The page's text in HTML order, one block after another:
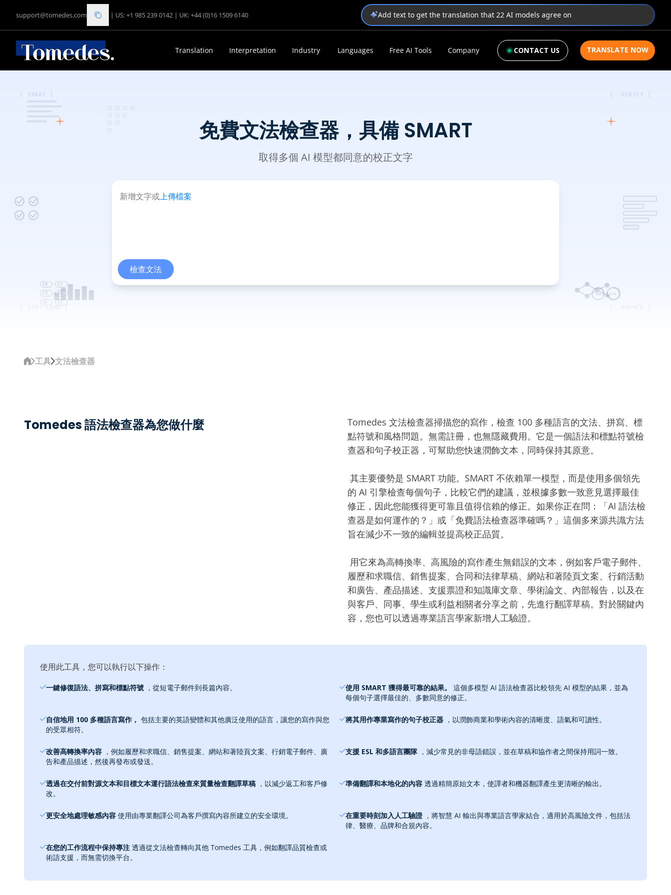
support@tomedes.com | US: +1 985 239 0142 | UK: +44 (0)16 1509 6140 Add text to get the translation that 22 AI models agree on
Translation Interpretation Industry Languages Free AI Tools Company CONTACT US TRANSLATE NOW
[ SMART ] [ .VERIFY ]
[ 100+ LANG ]
EN
ES
FR
DE
JA
ZH
92% 87%
免費文法檢查器，具備 SMART
取得多個 AI 模型都同意的校正文字
新增文字或上傳檔案
檢查文法
工具 文法檢查器
Tomedes 語法檢查器為您做什麼
Tomedes 文法檢查器掃描您的寫作，檢查 100 多種語言的文法、拼寫、標
點符號和風格問題。無需註冊，也無隱藏費用。它是一個語法和標點符號檢
查器和句子校正器，可幫助您快速潤飾文本，同時保持其原意。
‎ 其主要優勢是 SMART 功能。SMART 不依賴單一模型，而是使用多個領先
的 AI 引擎檢查每個句子，比較它們的建議，並根據多數一致意見選擇最佳
修正，因此您能獲得更可靠且值得信賴的修正。如果你正在問：「AI 語法檢
查器是如何運作的？」或「免費語法檢查器準確嗎？」這個多來源共識方法
旨在減少不一致的編輯並提高校正品質。
‎ 用它來為高轉換率、高風險的寫作產生無錯誤的文本，例如客戶電子郵件、
履歷和求職信、銷售提案、合同和法律草稿、網站和著陸頁文案、行銷活動
和廣告、產品描述、支援票證和知識庫文章、學術論文、內部報告，以及在
與客戶、同事、學生或利益相關者分享之前，先進行翻譯草稿。對於關鍵內
容，您也可以透過專業語言學家新增人工驗證。
使用此工具，您可以執行以下操作：
一鍵修復語法、拼寫和標點符號 ，從短電子郵件到長篇內容。 使用 SMART 獲得最可靠的結果。
‎ 這個多模型 AI 語法檢查器比較領先 AI 模型的結果，並為
每個句子選擇最佳的、多數同意的修正。
自信地用 100 多種語言寫作， 包括主要的英語變體和其他廣泛使用的語言，讓您的寫作與您
的受眾相符。
將其用作專業寫作的句子校正器 ，以潤飾商業和學術內容的清晰度、語氣和可讀性。
改善高轉換率內容 ，例如履歷和求職信、銷售提案、網站和著陸頁文案、行銷電子郵件、廣
告和產品描述，然後再發布或發送。
支援 ESL 和多語言團隊 ，減少常見的非母語錯誤，並在草稿和協作者之間保持用詞一致。
透過在交付前對源文本和目標文本運行語法檢查來質量檢查翻譯草稿 ，以減少返工和客戶修
改。
準備翻譯和本地化的內容 透過精簡原始文本，使譯者和機器翻譯產生更清晰的輸出。
更安全地處理敏感內容 使用由專業翻譯公司為客戶撰寫內容所建立的安全環境。 在重要時刻加入人工驗證 ，將智慧 AI 輸出與專業語言學家結合，適用於高風險文件，包括法
律、醫療、品牌和合規內容。
在您的工作流程中保持專注 透過從文法檢查轉向其他 Tomedes 工具，例如翻譯品質檢查或
術語支援，而無需切換平台。